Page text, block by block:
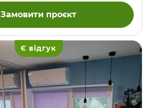
Замовити проєкт
Є відгук